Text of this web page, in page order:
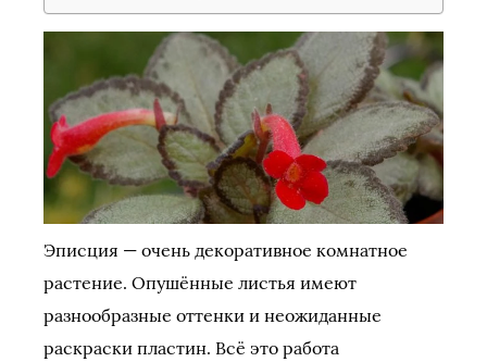
Эписция — очень декоративное комнатное
растение. Опушённые листья имеют
разнообразные оттенки и неожиданные
раскраски пластин. Всё это работа